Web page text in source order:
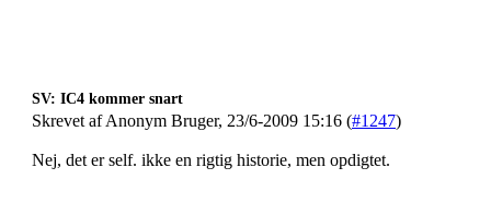
SV: IC4 kommer snart
Skrevet af Anonym Bruger, 23/6-2009 15:16 (#1247)
Nej, det er self. ikke en rigtig historie, men opdigtet.